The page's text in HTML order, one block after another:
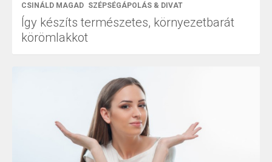
CSINÁLD MAGAD SZÉPSÉGÁPOLÁS & DIVAT
Így készíts természetes, környezetbarát
körömlakkot